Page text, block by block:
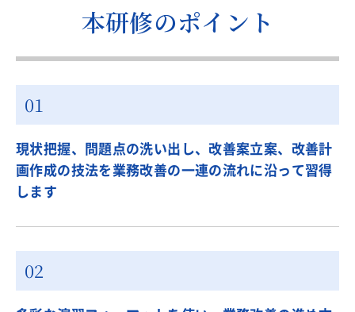
本研修のポイント
現状把握、問題点の洗い出し、改善案立案、改善計
画作成の技法を業務改善の一連の流れに沿って習得
します